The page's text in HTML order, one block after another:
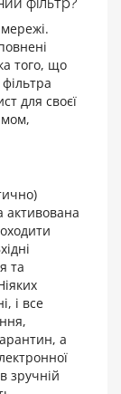
того, що
для своєї
активована
та
і все
а
зручній